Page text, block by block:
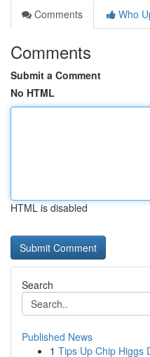
Comments
Who
Comments
Submit a Comment
No HTML
HTML is disabled
Search
Published News
1 Tips Up Chip Higgs